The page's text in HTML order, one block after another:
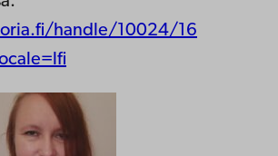
handle/10024/16